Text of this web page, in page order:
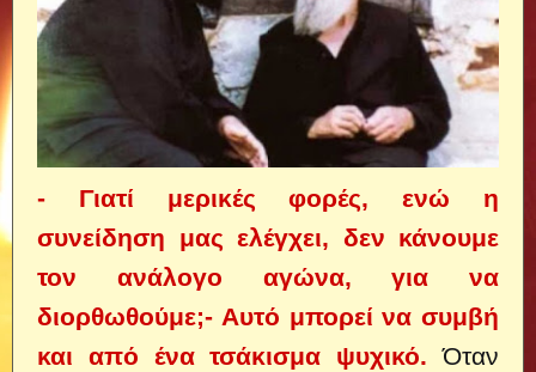
- Γιατί μερικές φορές, ενώ η
συνείδηση μας ελέγχει, δεν κάνουμε
τον ανάλογο αγώνα, για να
διορθωθούμε;- Αυτό μπορεί να συμβή
και από ένα τσάκισμα ψυχικό. Όταν